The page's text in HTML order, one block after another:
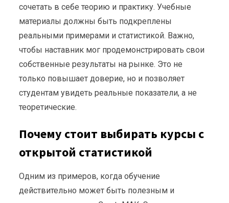
сочетать в себе теорию и практику. Учебные
материалы должны быть подкреплены
реальными примерами и статистикой. Важно,
чтобы наставник мог продемонстрировать свои
собственные результаты на рынке. Это не
только повышает доверие, но и позволяет
студентам увидеть реальные показатели, а не
теоретические.
Почему стоит выбирать курсы с
открытой статистикой
Одним из примеров, когда обучение
действительно может быть полезным и